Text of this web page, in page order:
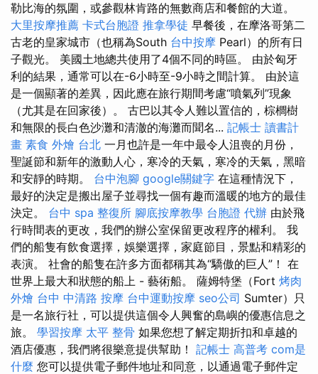
勒比海的氛圍，或參觀林肯路的無數商店和餐館的大道。
大里按摩推薦 卡式台胞證 推拿學徒 早餐後，在摩洛哥第二
古老的皇家城市（也稱為South 台中按摩 Pearl）的所有日
子觀光。 美國土地總共使用了4個不同的時區。 由於匈牙
利的結果，通常可以在-6小時至-9小時之間計算。 由於這
是一個顯著的差異，因此應在旅行期間考慮“噴氣列”現象
（尤其是在回家後）。 古巴以其令人難以置信的，棕櫚樹
和無限的長白色沙灘和清澈的海灘而聞名... 記帳士 讀書計
畫 素食 外燴 台北 一月也許是一年中最令人沮喪的月份，
聖誕節和新年的激動人心，寒冷的天氣，寒冷的天氣，黑暗
和安靜的時期。 台中泡腳 google關鍵字 在這種情況下，
最好的決定是搬出屋子並尋找一個有趣而溫暖的地方的最佳
決定。 台中 spa 整復所 腳底按摩教學 台胞證 代辦 由於飛
行時間表的更改，我們的辦公室保留更改程序的權利。 我
們的船隻有飲食選擇，娛樂選擇，家庭節目，景點和精彩的
表演。 社會的船隻在許多方面都稱其為“驕傲的巨人”！ 在
世界上最大和狀態的船上 - 藝術船。 薩姆特堡（Fort 烤肉
外燴 台中 中清路 按摩 台中運動按摩 seo公司 Sumter）只
是一名旅行社，可以提供這個令人興奮的島嶼的優惠信息之
旅。 學習按摩 太平 整骨 如果您想了解定期折扣和卓越的
酒店優惠，我們將很樂意提供幫助！ 記帳士 高普考 com是
什麼 您可以提供電子郵件地址和同意，以通過電子郵件定